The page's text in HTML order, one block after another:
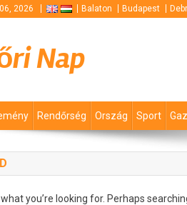
2026 Balaton Budapest
Nap
Rendőrség Ország Sport
you’re looking for. Perhaps